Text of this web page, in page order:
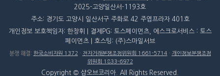
2025-고양일산서-1193호
주소: 경기도 고양시 일산서구 주화로 42 주엽프라자 401호
개인정보 보호책임자: 한창휘 | 결제PG: 토스페이먼츠, 에스크로서비스 : 토스
페이먼츠 | 호스팅: (주)스마일서브
분쟁 해결: 한국소비자원 1372 · 전자거래분쟁조정위원회 1661-5714 · 개인정보분쟁조정
위원회 1833-6972
Copyright © 샵오브코리아. All Rights Reserved.